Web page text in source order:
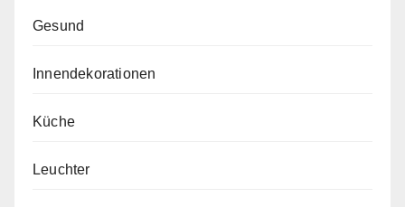
Gesund
Innendekorationen
Küche
Leuchter